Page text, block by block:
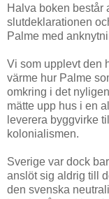
Halva boken består
slutdeklarationen
Palme med
Vi som upplevt den
värme hur Palme
omkring i det
mätte upp hus i en
leverera byggvirke
kolonialismen.
Sverige var dock
anslöt sig aldrig till
den svenska